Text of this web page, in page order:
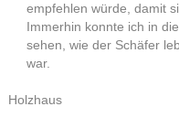
empfehlen würde, damit
Immerhin konnte ich in
sehen, wie der Schäfer
war.
Holzhaus